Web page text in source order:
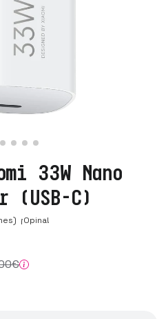
33W Nano
(USB-C)
¡Opina!
€